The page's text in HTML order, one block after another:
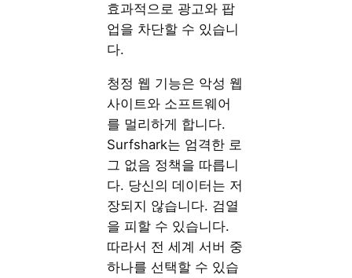
효과적으로 광고와 팝
업을 차단할 수 있습니
다.
청정 웹 기능은 악성 웹
사이트와 소프트웨어
를 멀리하게 합니다.
Surfshark는 엄격한 로
그 없음 정책을 따릅니
다. 당신의 데이터는 저
장되지 않습니다. 검열
을 피할 수 있습니다.
따라서 전 세계 서버 중
하나를 선택할 수 있습